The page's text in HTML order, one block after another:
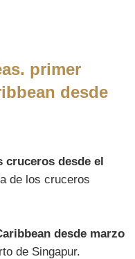
primer
desde
cruceros desde el
de los cruceros
desde marzo
de Singapur.